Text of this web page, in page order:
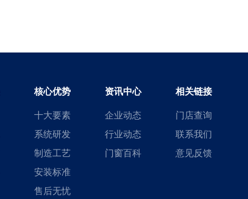
核心优势
十大要素
系统研发
制造工艺
安装标准
售后无忧
资讯中心
企业动态
行业动态
门窗百科
相关链接
门店查询
联系我们
意见反馈